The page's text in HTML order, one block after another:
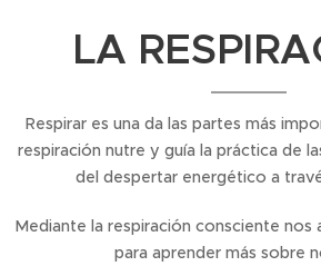
LA
Respirar es una da las partes más
respiración nutre y guía la práctica de
del despertar energético a
Mediante la respiración consciente nos
para aprender más sobre